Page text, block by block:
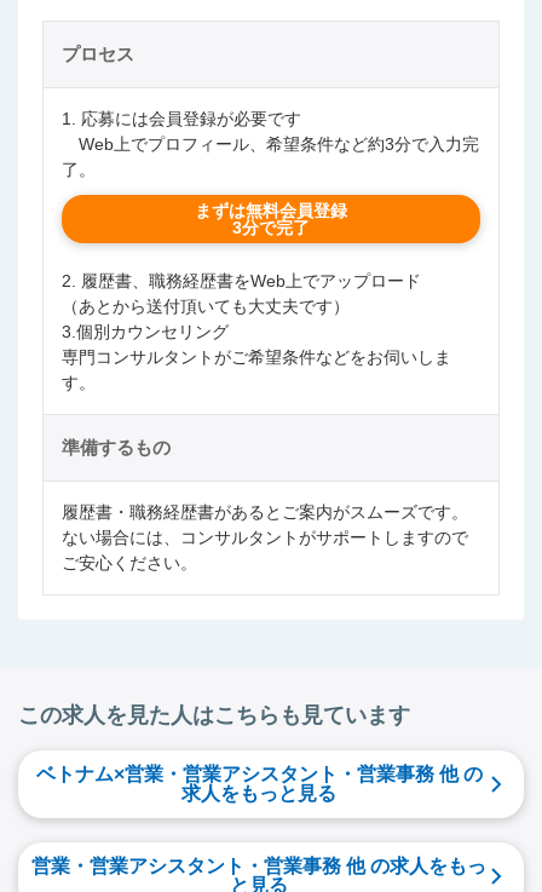
プロセス
1. 応募には会員登録が必要です
Web上でプロフィール、希望条件など約3分で入力完
了。
まずは無料会員登録
3分で完了
2. 履歴書、職務経歴書をWeb上でアップロード
（あとから送付頂いても大丈夫です）
3.個別カウンセリング
専門コンサルタントがご希望条件などをお伺いしま
す。
準備するもの
履歴書・職務経歴書があるとご案内がスムーズです。
ない場合には、コンサルタントがサポートしますので
ご安心ください。
この求人を見た人はこちらも見ています
ベトナム×営業・営業アシスタント・営業事務 他 の
求人をもっと見る
営業・営業アシスタント・営業事務 他 の求人をもっ
と見る